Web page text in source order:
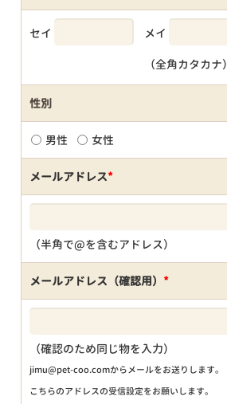
セイ メイ
（全角カタカナ）
性別
男性 女性
メールアドレス*
（半角で@を含むアドレス）
メールアドレス（確認用） *
（確認のため同じ物を入力）
jimu@pet-coo.comからメールをお送りします。
こちらのアドレスの受信設定をお願いします。